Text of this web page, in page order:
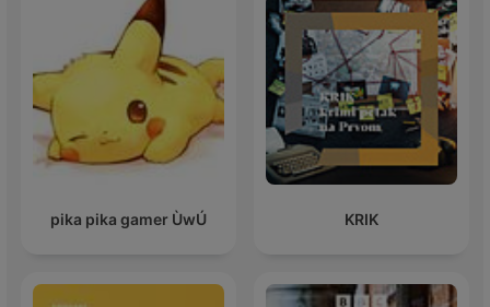
pika pika gamer ÙwÚ KRIK